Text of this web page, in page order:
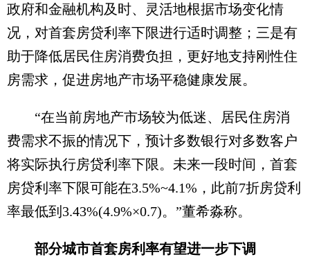
政府和金融机构及时、灵活地根据市场变化情
况，对首套房贷利率下限进行适时调整；三是有
助于降低居民住房消费负担，更好地支持刚性住
房需求，促进房地产市场平稳健康发展。
“在当前房地产市场较为低迷、居民住房消
费需求不振的情况下，预计多数银行对多数客户
将实际执行房贷利率下限。未来一段时间，首套
房贷利率下限可能在3.5%~4.1%，此前7折房贷利
率最低到3.43%(4.9%×0.7)。”董希淼称。
部分城市首套房利率有望进一步下调